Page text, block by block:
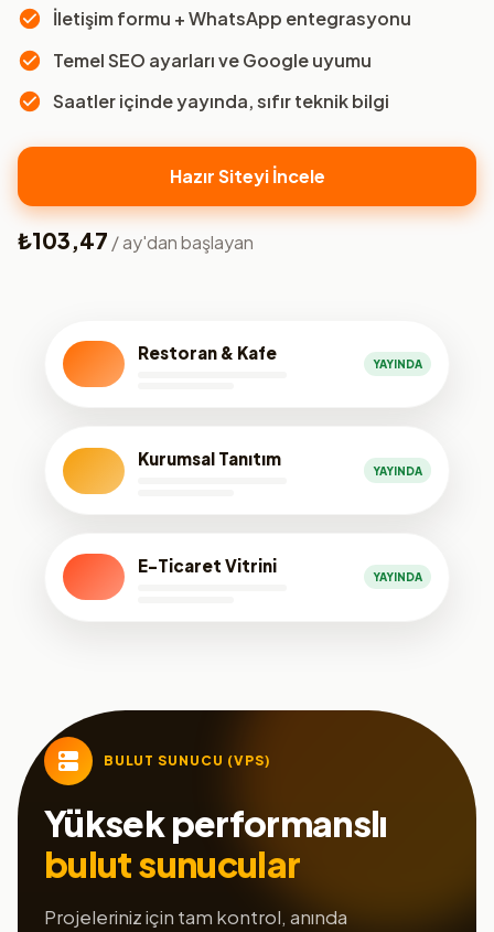
İletişim formu + WhatsApp entegrasyonu
Temel SEO ayarları ve Google uyumu
Saatler içinde yayında, sıfır teknik bilgi
Hazır Siteyi İncele
₺103,47 / ay'dan başlayan
Restoran & Kafe
YAYINDA
Kurumsal Tanıtım
YAYINDA
E-Ticaret Vitrini
YAYINDA
BULUT SUNUCU (VPS)
Yüksek performanslı
bulut sunucular
Projeleriniz için tam kontrol, anında